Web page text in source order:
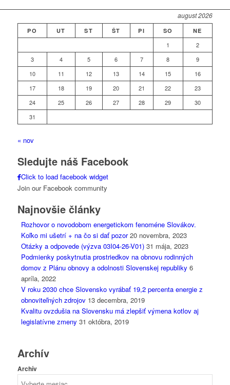
august 2026
PO UT ST ŠT PI SO NE
1
2
3
4 5 6 7 8
9
10
11 12 13 14 15
16
17
18 19 20 21 22
23
24
25 26 27 28 29
30
31
« nov
Sledujte náš Facebook
Click to load facebook widget
Join our Facebook community
Najnovšie články
Rozhovor o novodobom energetickom fenoméne Slovákov.
Koľko mi ušetrí + na čo si dať pozor 20 novembra, 2023
Otázky a odpovede (výzva 03I04-26-V01) 31 mája, 2023
Podmienky poskytnutia prostriedkov na obnovu rodinných
domov z Plánu obnovy a odolnosti Slovenskej republiky 6
apríla, 2022
V roku 2030 chce Slovensko vyrábať 19,2 percenta energie z
obnoviteľných zdrojov 13 decembra, 2019
Kvalitu ovzdušia na Slovensku má zlepšiť výmena kotlov aj
legislatívne zmeny 31 októbra, 2019
Archív
Archív